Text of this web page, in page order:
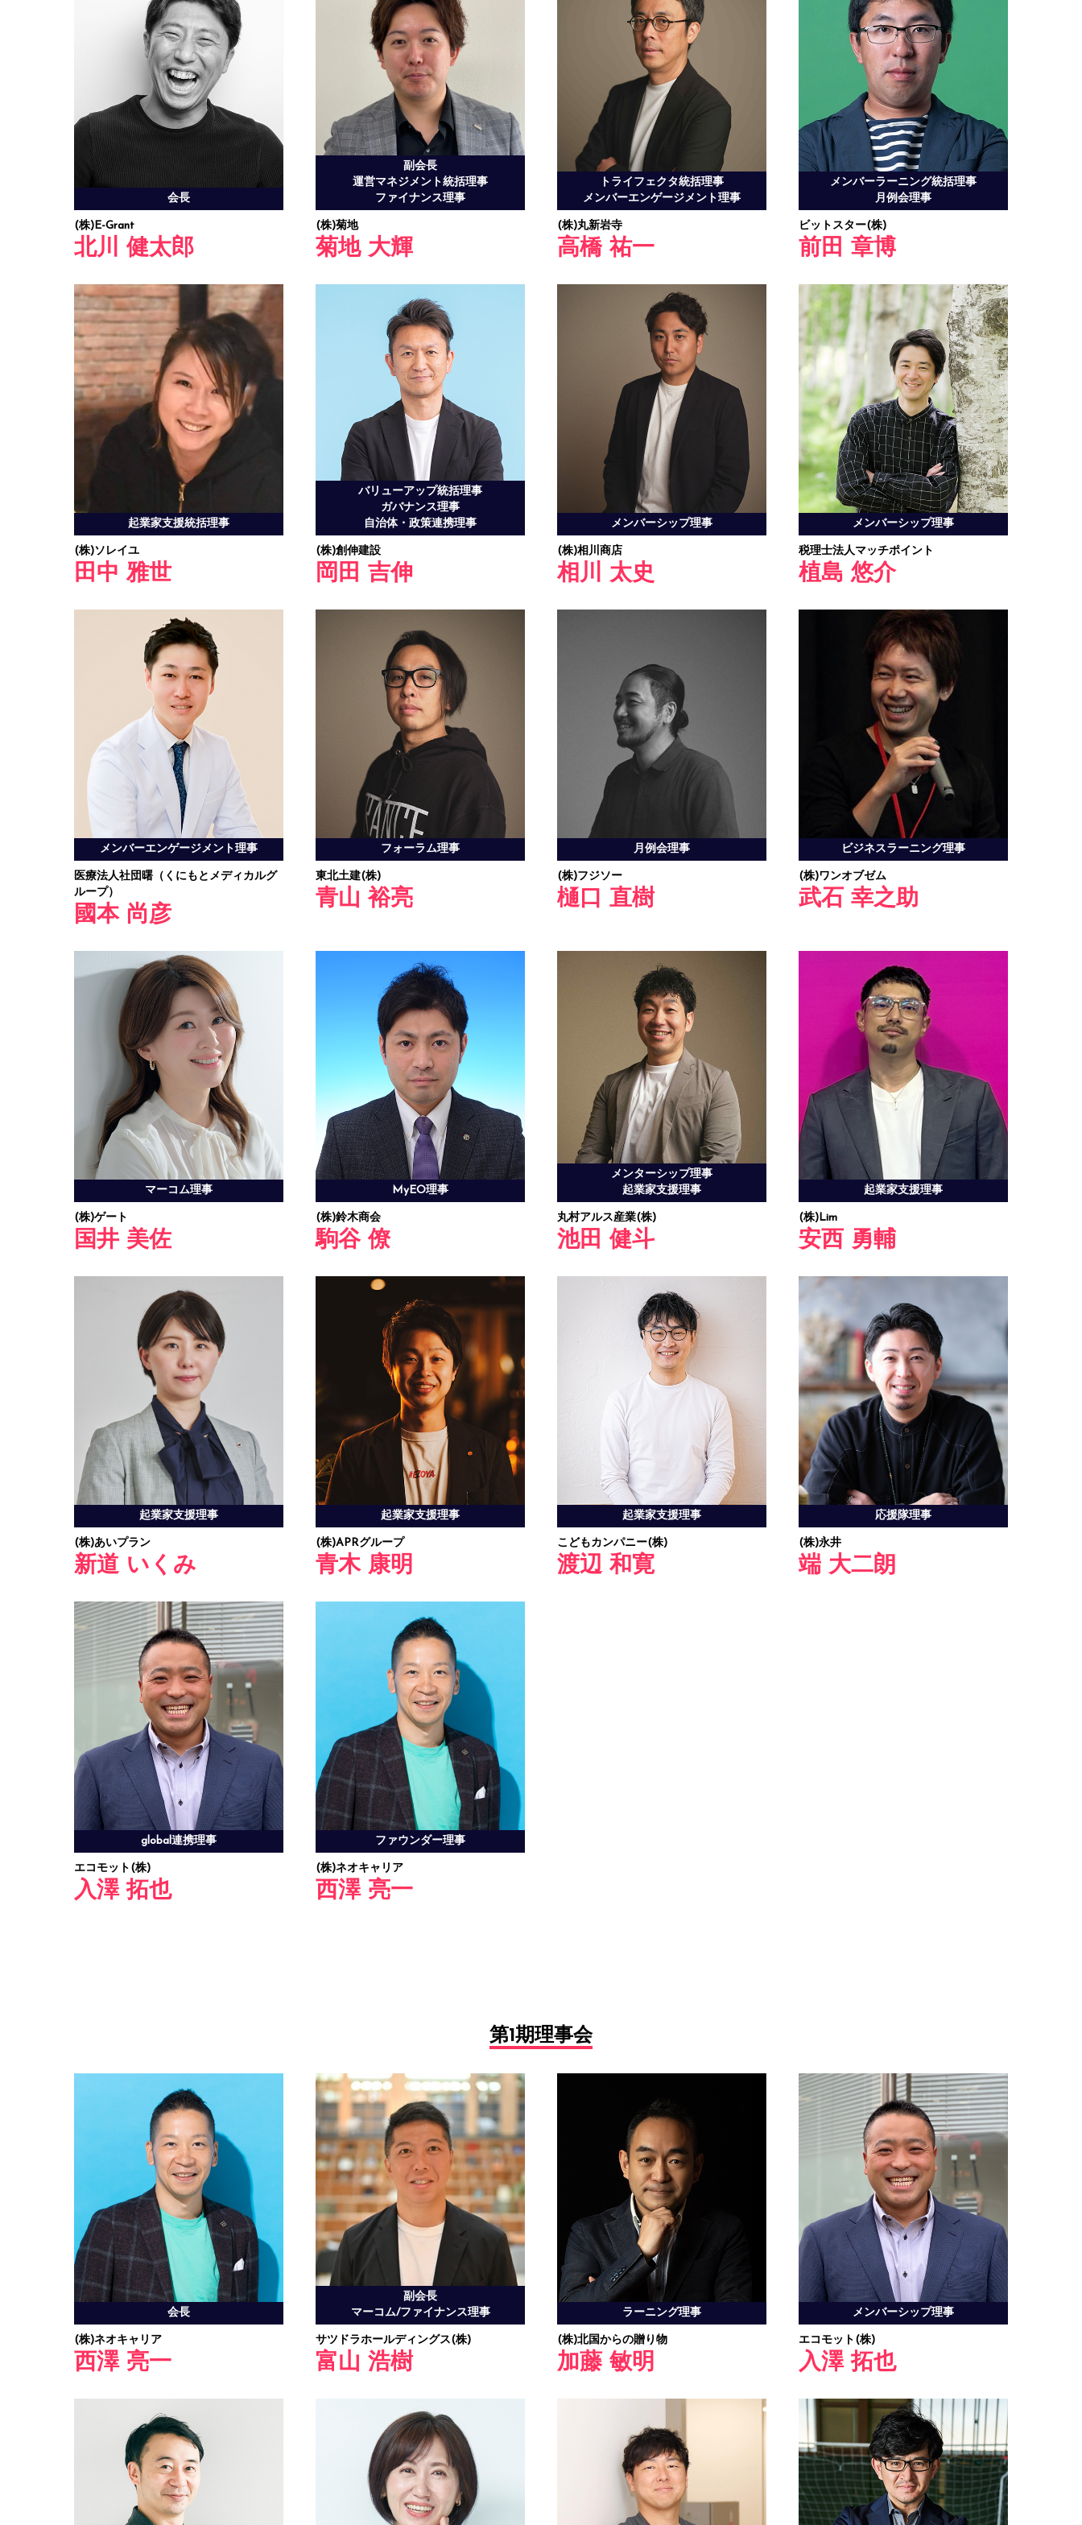
会長
(株)E-Grant
北川 健太郎
副会長
運営マネジメント統括理事
ファイナンス理事
(株)菊地
菊地 大輝
トライフェクタ統括理事
メンバーエンゲージメント理事
(株)丸新岩寺
高橋 祐一
メンバーラーニング統括理事
月例会理事
ビットスター(株)
前田 章博
起業家支援統括理事
(株)ソレイユ
田中 雅世
バリューアップ統括理事
ガバナンス理事
自治体・政策連携理事
(株)創伸建設
岡田 吉伸
メンバーシップ理事
(株)相川商店
相川 太史
メンバーシップ理事
税理士法人マッチポイント
植島 悠介
メンバーエンゲージメント理事
医療法人社団曙（くにもとメディカルグ
ループ）
國本 尚彦
フォーラム理事
東北土建(株)
青山 裕亮
月例会理事
(株)フジソー
樋口 直樹
ビジネスラーニング理事
(株)ワンオブゼム
武石 幸之助
マーコム理事
(株)ゲート
国井 美佐
MyEO理事
(株)鈴木商会
駒谷 僚
メンターシップ理事
起業家支援理事
丸村アルス産業(株)
池田 健斗
起業家支援理事
(株)Lim
安西 勇輔
起業家支援理事
(株)あいプラン
新道 いくみ
起業家支援理事
(株)APRグループ
青木 康明
起業家支援理事
こどもカンパニー(株)
渡辺 和寛
応援隊理事
(株)永井
端 大二朗
global連携理事
エコモット(株)
入澤 拓也
ファウンダー理事
(株)ネオキャリア
西澤 亮一
第1期理事会
会長
(株)ネオキャリア
西澤 亮一
副会長
マーコム/ファイナンス理事
サツドラホールディングス(株)
富山 浩樹
ラーニング理事
(株)北国からの贈り物
加藤 敏明
メンバーシップ理事
エコモット(株)
入澤 拓也